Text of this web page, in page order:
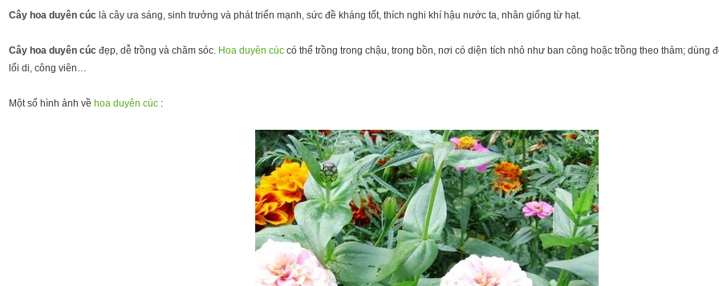
Cây hoa duyên cúclà cây ưa sáng, sinh trưởng và phát triển mạnh, sức đề kháng tốt, thích nghi khí hậu nước ta, nhân giống từ hạt.
Cây hoa duyên cúcđẹp, dễ trồng và chăm sóc. Hoa duyên cúc có thể trồng trong chậu, trong bồn, nơi có diện tích nhỏ như ban công hoặc trồng theo thảm; dùng
lối di, công viên…
Một số hình ảnh về hoa duyên cúc: